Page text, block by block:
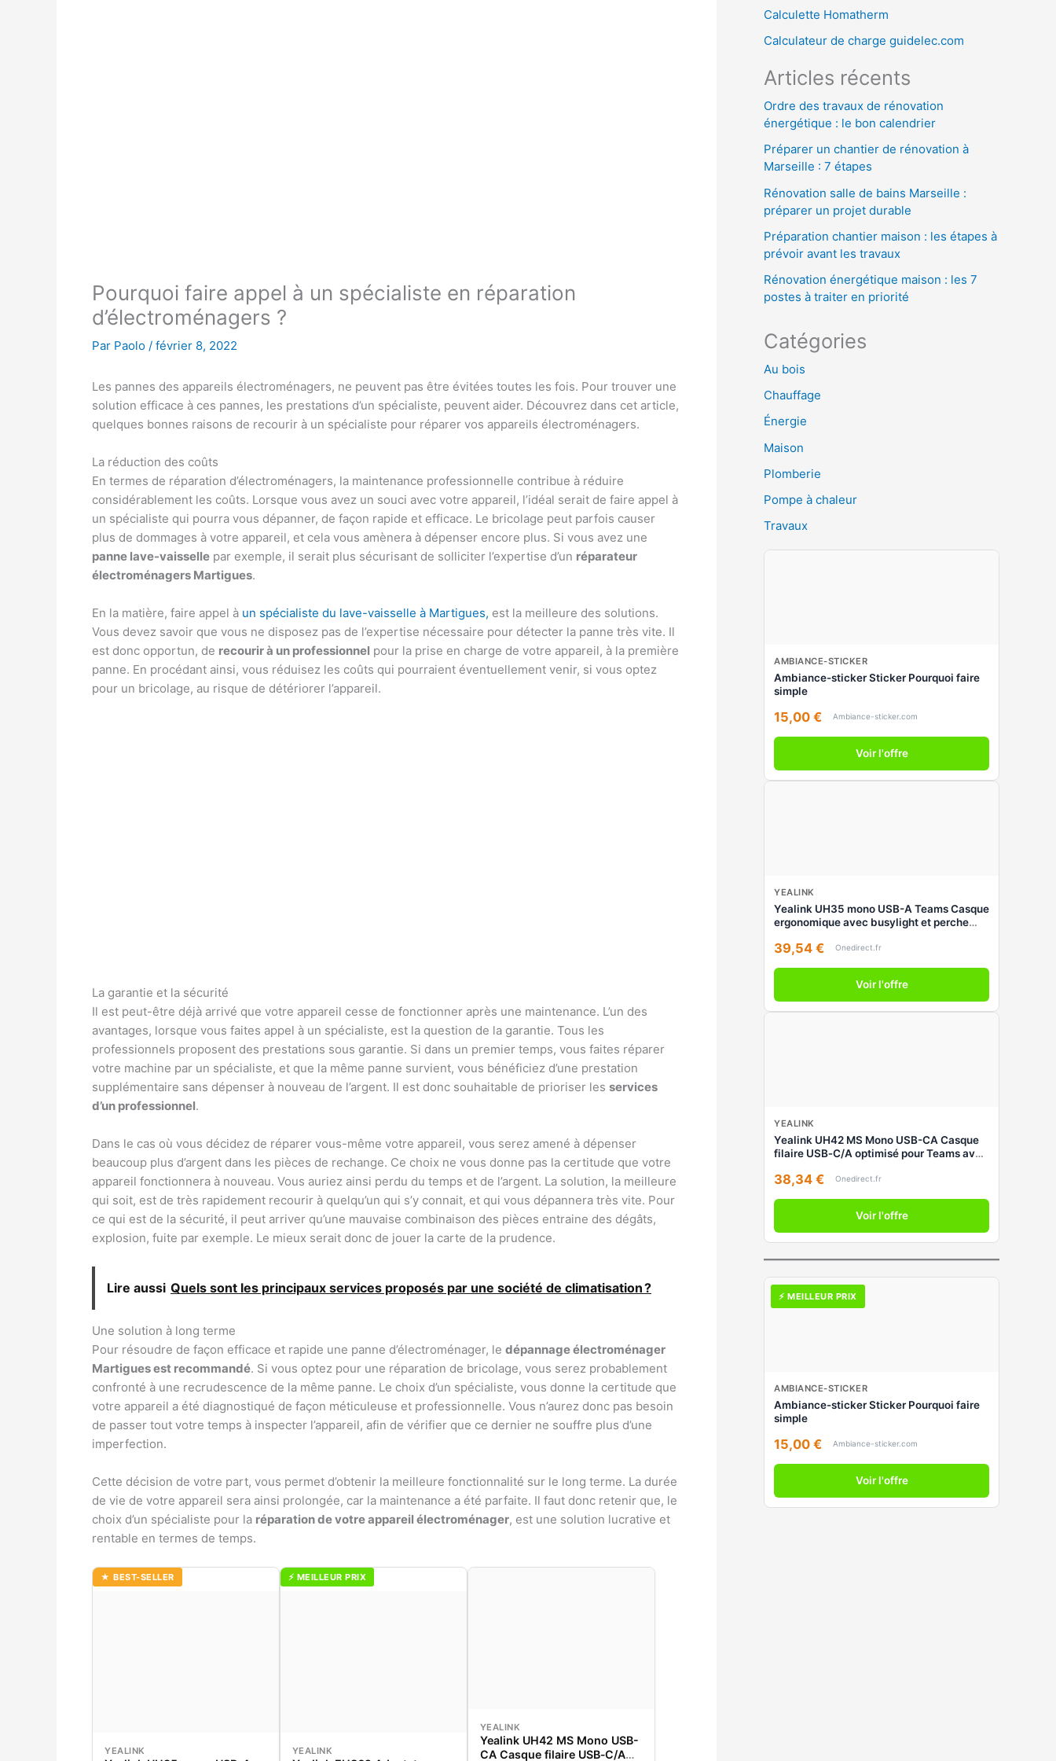
Pourquoi faire appel à un spécialiste en réparation
d’électroménagers ?
Par Paolo / février 8, 2022
Les pannes des appareils électroménagers, ne peuvent pas être évitées toutes les fois. Pour trouver une
solution efficace à ces pannes, les prestations d’un spécialiste, peuvent aider. Découvrez dans cet article,
quelques bonnes raisons de recourir à un spécialiste pour réparer vos appareils électroménagers.
La réduction des coûts
En termes de réparation d’électroménagers, la maintenance professionnelle contribue à réduire
considérablement les coûts. Lorsque vous avez un souci avec votre appareil, l’idéal serait de faire appel à
un spécialiste qui pourra vous dépanner, de façon rapide et efficace. Le bricolage peut parfois causer
plus de dommages à votre appareil, et cela vous amènera à dépenser encore plus. Si vous avez une
panne lave-vaisselle par exemple, il serait plus sécurisant de solliciter l’expertise d’un réparateur
électroménagers Martigues.
En la matière, faire appel à un spécialiste du lave-vaisselle à Martigues, est la meilleure des solutions.
Vous devez savoir que vous ne disposez pas de l’expertise nécessaire pour détecter la panne très vite. Il
est donc opportun, de recourir à un professionnel pour la prise en charge de votre appareil, à la première
panne. En procédant ainsi, vous réduisez les coûts qui pourraient éventuellement venir, si vous optez
pour un bricolage, au risque de détériorer l’appareil.
La garantie et la sécurité
Il est peut-être déjà arrivé que votre appareil cesse de fonctionner après une maintenance. L’un des
avantages, lorsque vous faites appel à un spécialiste, est la question de la garantie. Tous les
professionnels proposent des prestations sous garantie. Si dans un premier temps, vous faites réparer
votre machine par un spécialiste, et que la même panne survient, vous bénéficiez d’une prestation
supplémentaire sans dépenser à nouveau de l’argent. Il est donc souhaitable de prioriser les services
d’un professionnel.
Dans le cas où vous décidez de réparer vous-même votre appareil, vous serez amené à dépenser
beaucoup plus d’argent dans les pièces de rechange. Ce choix ne vous donne pas la certitude que votre
appareil fonctionnera à nouveau. Vous auriez ainsi perdu du temps et de l’argent. La solution, la meilleure
qui soit, est de très rapidement recourir à quelqu’un qui s’y connait, et qui vous dépannera très vite. Pour
ce qui est de la sécurité, il peut arriver qu’une mauvaise combinaison des pièces entraine des dégâts,
explosion, fuite par exemple. Le mieux serait donc de jouer la carte de la prudence.
Lire aussi Quels sont les principaux services proposés par une société de climatisation ?
Une solution à long terme
Pour résoudre de façon efficace et rapide une panne d’électroménager, le dépannage électroménager
Martigues est recommandé. Si vous optez pour une réparation de bricolage, vous serez probablement
confronté à une recrudescence de la même panne. Le choix d’un spécialiste, vous donne la certitude que
votre appareil a été diagnostiqué de façon méticuleuse et professionnelle. Vous n’aurez donc pas besoin
de passer tout votre temps à inspecter l’appareil, afin de vérifier que ce dernier ne souffre plus d’une
imperfection.
Cette décision de votre part, vous permet d’obtenir la meilleure fonctionnalité sur le long terme. La durée
de vie de votre appareil sera ainsi prolongée, car la maintenance a été parfaite. Il faut donc retenir que, le
choix d’un spécialiste pour la réparation de votre appareil électroménager, est une solution lucrative et
rentable en termes de temps.
★ BEST-SELLER
YEALINK
⚡ MEILLEUR PRIX
YEALINK
YEALINK
Yealink UH42 MS Mono USB-
CA Casque filaire USB‑C/A
h
e
:
Calculette Homatherm
Calculateur de charge guidelec.com
Articles récents
Ordre des travaux de rénovation
énergétique : le bon calendrier
Préparer un chantier de rénovation à
Marseille : 7 étapes
Rénovation salle de bains Marseille :
préparer un projet durable
Préparation chantier maison : les étapes à
prévoir avant les travaux
Rénovation énergétique maison : les 7
postes à traiter en priorité
Catégories
Au bois
Chauffage
Énergie
Maison
Plomberie
Pompe à chaleur
Travaux
AMBIANCE-STICKER
Ambiance-sticker Sticker Pourquoi faire
simple
15,00 € Ambiance-sticker.com
Voir l'offre
YEALINK
Yealink UH35 mono USB-A Teams Casque
ergonomique avec busylight et perche
sessions d'appels sur PC et
39,54 € Onedirect.fr
Voir l'offre
YEALINK
Yealink UH42 MS Mono USB-CA Casque
filaire USB‑C/A optimisé pour Teams avec
HD 35 mm et contrôle d’appel
38,34 € Onedirect.fr
Voir l'offre
⚡ MEILLEUR PRIX
AMBIANCE-STICKER
Ambiance-sticker Sticker Pourquoi faire
simple
15,00 € Ambiance-sticker.com
Voir l'offre